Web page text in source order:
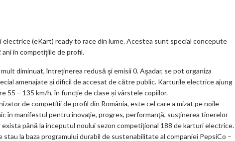
o
o
k
m
ar
ks
electrice (eKart) ready to race din lume. Acestea sunt special concepute
în competiţiile de profil.
diminuat, întreținerea redusă şi emisii 0. Aşadar, se pot organiza
amenajate și dificil de accesat de către public. Karturile electrice ajung
55 – 135 km/h, în funcție de clase și vârstele copiilor.
de competiții de profil din România, este cel care a mizat pe noile
în manifestul pentru inovaţie, progres, performanţă, susţinerea tinerelor
până la începutul noului sezon competiţional 188 de karturi electrice.
la baza programului durabil de sustenabilitate al companiei PepsiCo –